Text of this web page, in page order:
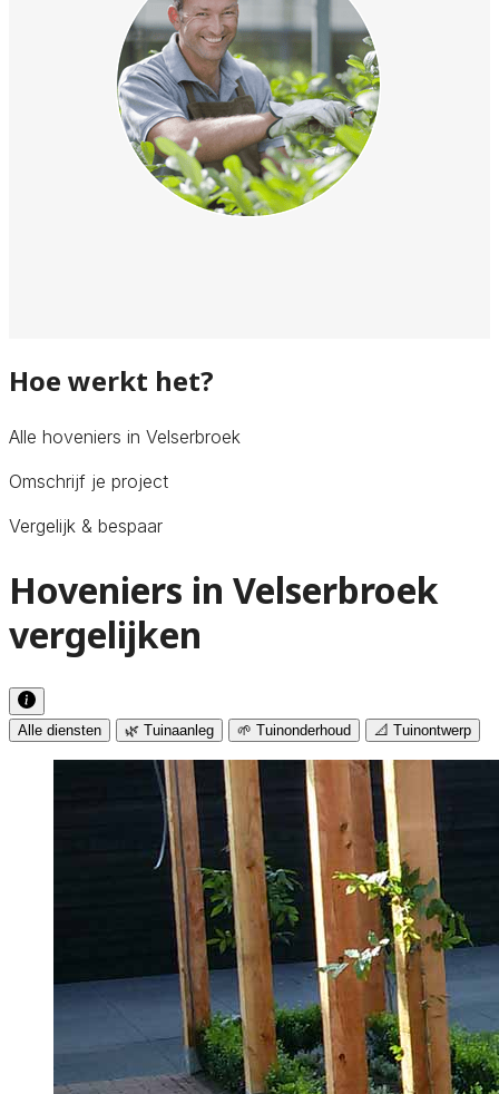
Hoe werkt het?
Alle hoveniers in Velserbroek
Omschrijf je project
Vergelijk & bespaar
Hoveniers in Velserbroek
vergelijken
Alle diensten 🌿 Tuinaanleg 🌱 Tuinonderhoud 📐 Tuinontwerp